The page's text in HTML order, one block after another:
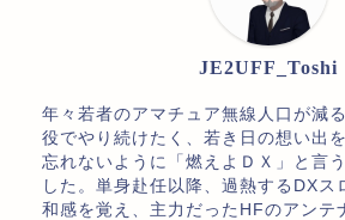
JE2UFF_Toshi
年々若者のアマチュア無線人口が減
役でやり続けたく、若き日の想い出
忘れないように「燃えよＤＸ」と言
した。単身赴任以降、過熱するDXス
和感を覚え、主力だったHFのアンテ